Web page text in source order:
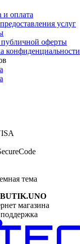
и оплата
услуг
оферты
конфиденциальности
тема
BUTIK.UNO
магазина